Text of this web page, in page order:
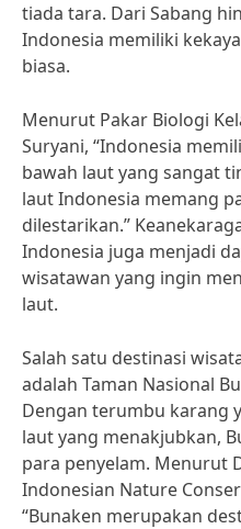
tiada tara. Dari Sabang
Indonesia memiliki
biasa.
Menurut Pakar Biologi
Suryani, “Indonesia
bawah laut yang sangat
laut Indonesia memang
dilestarikan.”
Indonesia juga menjadi
wisatawan yang ingin
laut.
Salah satu destinasi
adalah Taman Nasional
Dengan terumbu karang
laut yang menakjubkan,
para penyelam. Menurut
Indonesian Nature
“Bunaken merupakan